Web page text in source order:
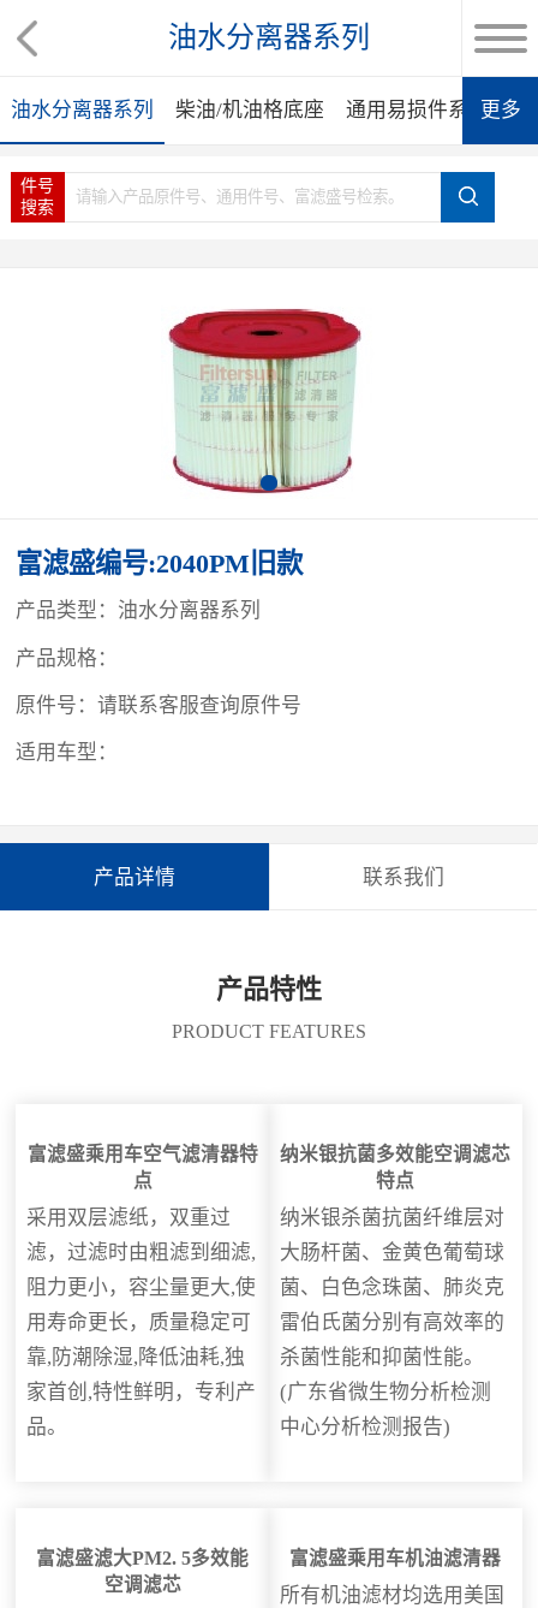
油水分离器系列
油水分离器系列 柴油/机油格底座 通用易损件系列 集
更多
件号
搜索
富滤盛编号:2040PM旧款
产品类型：油水分离器系列
产品规格：
原件号：请联系客服查询原件号
适用车型：
产品详情 联系我们
产品特性
PRODUCT FEATURES
富滤盛乘用车空气滤清器特
点
采用双层滤纸，双重过
滤，过滤时由粗滤到细滤,
阻力更小，容尘量更大,使
用寿命更长，质量稳定可
靠,防潮除湿,降低油耗,独
家首创,特性鲜明，专利产
品。
纳米银抗菌多效能空调滤芯
特点
纳米银杀菌抗菌纤维层对
大肠杆菌、金黄色葡萄球
菌、白色念珠菌、肺炎克
雷伯氏菌分别有高效率的
杀菌性能和抑菌性能。
(广东省微生物分析检测
中心分析检测报告)
富滤盛滤大PM2. 5多效能
空调滤芯
富滤盛乘用车机油滤清器
所有机油滤材均选用美国